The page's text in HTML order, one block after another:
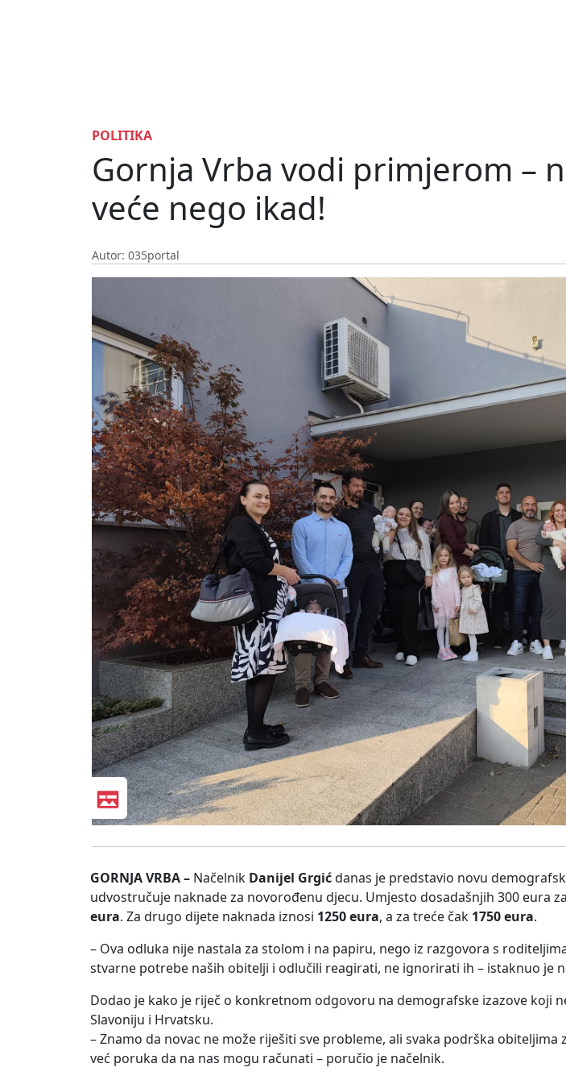
POLITIKA
Gornja Vrba vodi primjerom –
veće nego ikad!
Autor: 035portal
GORNJA VRBA – Načelnik Danijel Grgićdanas je predstavio novu
udvostručuje naknade za novorođenu djecu. Umjesto dosadašnjih 300 eura
eura. Za drugo dijete naknada iznosi 1250 eura, a za treće čak 1750 eura.
– Ova odluka nije nastala za stolom i na papiru, nego iz razgovora s
stvarne potrebe naših obitelji i odlučili reagirati, ne ignorirati ih – istaknuo je
Dodao je kako je riječ o konkretnom odgovoru na demografske izazove koji
Slavoniju i Hrvatsku.
– Znamo da novac ne može riješiti sve probleme, ali svaka podrška
već poruka da na nas mogu računati – poručio je načelnik.